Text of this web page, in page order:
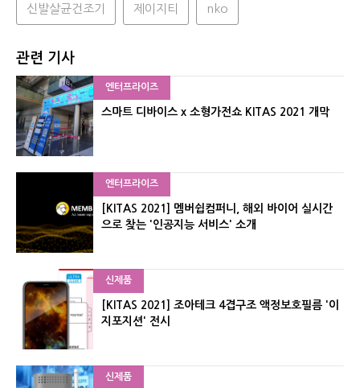
신발살균건조기 제이지티 nko
관련 기사
엔터프라이즈
스마트 디바이스 x 소형가전쇼 KITAS 2021 개막
엔터프라이즈
[KITAS 2021] 멤버쉽컴퍼니, 해외 바이어 실시간
으로 찾는 '인공지능 서비스' 소개
신제품
[KITAS 2021] 조아테크 4겹구조 액정보호필름 '이
지포지션' 전시
신제품